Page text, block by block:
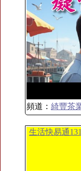
頻道： 綺豐茶
生活快易通